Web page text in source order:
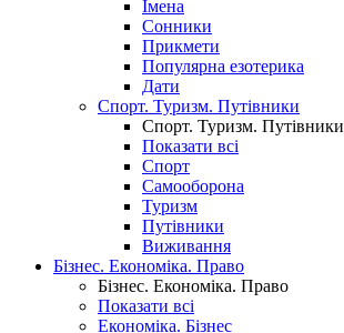
Імена
Сонники
Прикмети
Популярна езотерика
Дати
Спорт. Туризм. Путівники
Спорт. Туризм. Путівники
Показати всі
Спорт
Самооборона
Туризм
Путівники
Виживання
Бізнес. Економіка. Право
Бізнес. Економіка. Право
Показати всі
Економіка. Бізнес